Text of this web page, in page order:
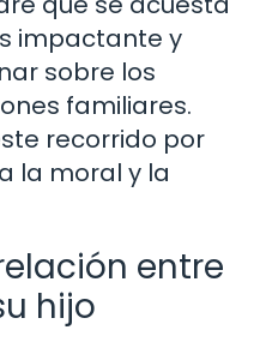
impactante y
sobre los
familiares.
recorrido por
la moral y la
entre
hijo